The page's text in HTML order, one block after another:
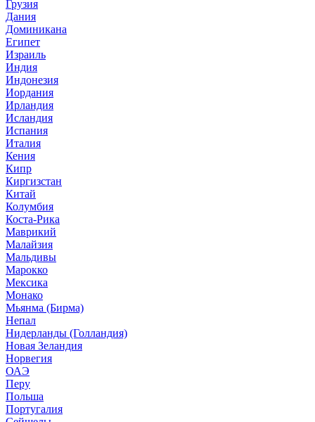
Грузия
Дания
Доминикана
Египет
Израиль
Индия
Индонезия
Иордания
Ирландия
Исландия
Испания
Италия
Кения
Кипр
Киргизстан
Китай
Колумбия
Коста-Рика
Маврикий
Малайзия
Мальдивы
Марокко
Мексика
Монако
Мьянма (Бирма)
Непал
Нидерланды (Голландия)
Новая Зеландия
Норвегия
ОАЭ
Перу
Польша
Португалия